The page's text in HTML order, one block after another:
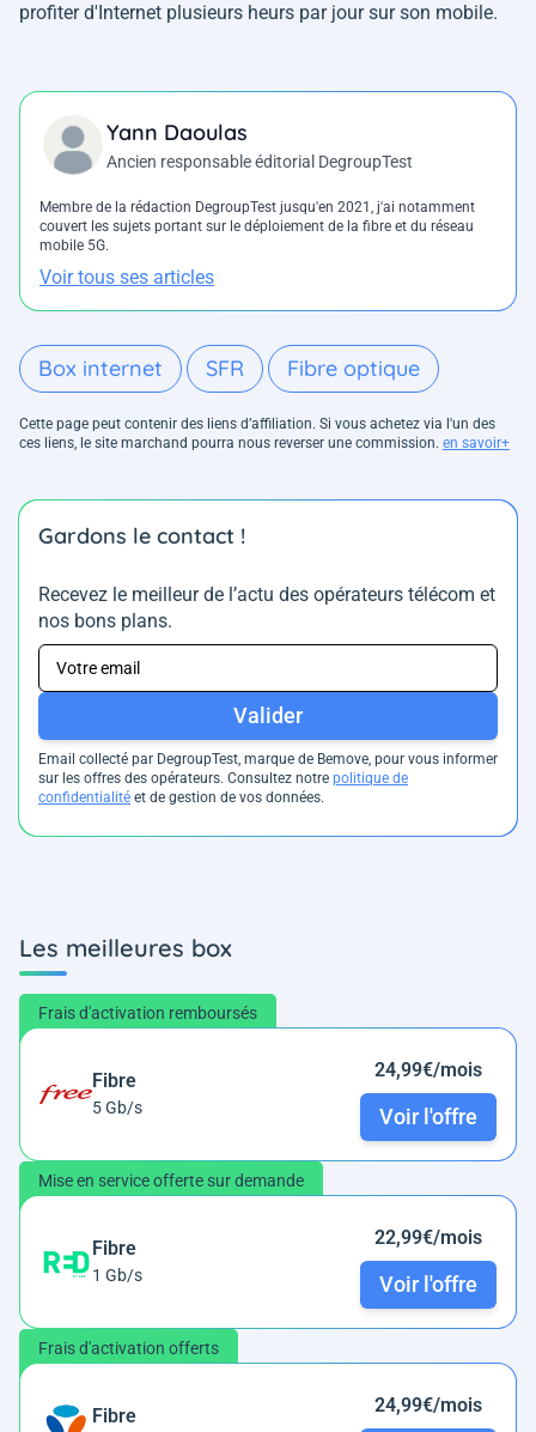
profiter d'Internet plusieurs heurs par jour sur son mobile.
Yann Daoulas
Ancien responsable éditorial DegroupTest
Membre de la rédaction DegroupTest jusqu'en 2021, j'ai notamment
couvert les sujets portant sur le déploiement de la fibre et du réseau
mobile 5G.
Voir tous ses articles
Box internet SFR Fibre optique
Cette page peut contenir des liens d’affiliation. Si vous achetez via l'un des
ces liens, le site marchand pourra nous reverser une commission. en savoir+
Gardons le contact !
Recevez le meilleur de l’actu des opérateurs télécom et
nos bons plans.
Valider
Email collecté par DegroupTest, marque de Bemove, pour vous informer
sur les offres des opérateurs. Consultez notre politique de
confidentialité et de gestion de vos données.
Les meilleures box
Frais d'activation remboursés
Fibre
5 Gb/s
24,99€/mois
Voir l'offre
Mise en service offerte sur demande
Fibre
1 Gb/s
22,99€/mois
Voir l'offre
Frais d'activation offerts
Fibre 24,99€/mois